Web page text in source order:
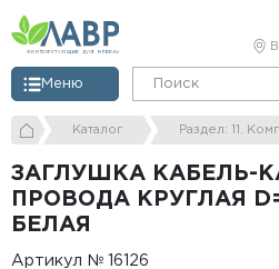
Меню
Каталог Раздел: 11.
ЗАГЛУШКА КАБЕЛЬ-
ПРОВОДА КРУГЛАЯ
БЕЛАЯ
Артикул № 16126